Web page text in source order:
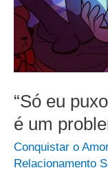
“Só eu
é um
Conquistar o Amor
Relacionamento